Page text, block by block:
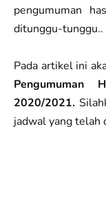
pengumuman
ditunggu-tunggu..
Pada artikel ini
2020/2021.
jadwal yang telah